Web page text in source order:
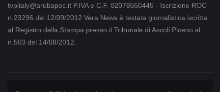
tvpitaly@arubapec.it P.IVA e C.F. 02078550445 - Iscrizione ROC
n.23296 del 12/09/2012 Vera News è testata giornalistica iscritta
al Registro della Stampa presso il Tribunale di Ascoli Piceno al
n.503 del 14/08/2012.